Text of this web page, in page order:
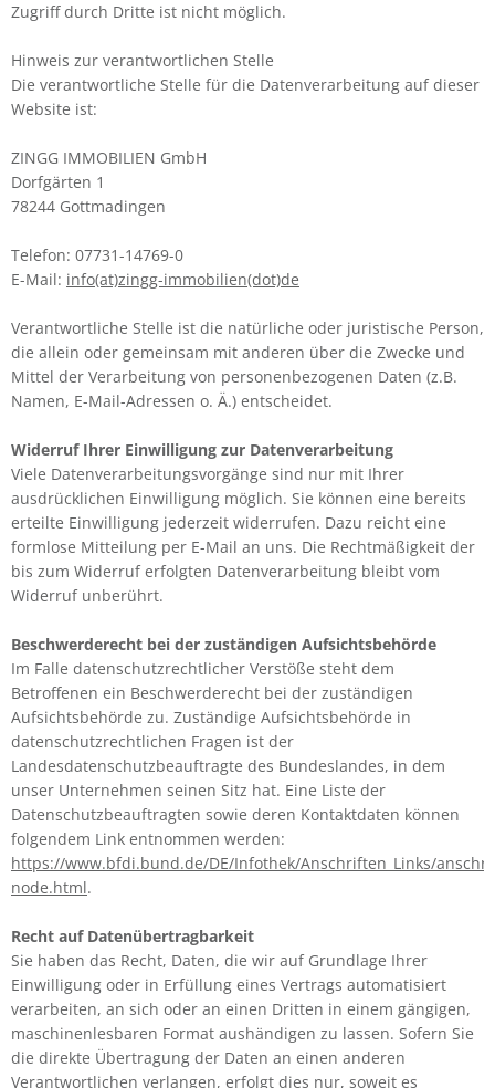
Zugriff durch Dritte ist nicht möglich.
Hinweis zur verantwortlichen Stelle
Die verantwortliche Stelle für die Datenverarbeitung auf dieser
Website ist:
ZINGG IMMOBILIEN GmbH
Dorfgärten 1
78244 Gottmadingen
Telefon: 07731-14769-0
E-Mail: info(at)zingg-immobilien(dot)de
Verantwortliche Stelle ist die natürliche oder juristische Person,
die allein oder gemeinsam mit anderen über die Zwecke und
Mittel der Verarbeitung von personenbezogenen Daten (z.B.
Namen, E-Mail-Adressen o. Ä.) entscheidet.
Widerruf Ihrer Einwilligung zur Datenverarbeitung
Viele Datenverarbeitungsvorgänge sind nur mit Ihrer
ausdrücklichen Einwilligung möglich. Sie können eine bereits
erteilte Einwilligung jederzeit widerrufen. Dazu reicht eine
formlose Mitteilung per E-Mail an uns. Die Rechtmäßigkeit der
bis zum Widerruf erfolgten Datenverarbeitung bleibt vom
Widerruf unberührt.
Beschwerderecht bei der zuständigen Aufsichtsbehörde
Im Falle datenschutzrechtlicher Verstöße steht dem
Betroffenen ein Beschwerderecht bei der zuständigen
Aufsichtsbehörde zu. Zuständige Aufsichtsbehörde in
datenschutzrechtlichen Fragen ist der
Landesdatenschutzbeauftragte des Bundeslandes, in dem
unser Unternehmen seinen Sitz hat. Eine Liste der
Datenschutzbeauftragten sowie deren Kontaktdaten können
folgendem Link entnommen werden:
https://www.bfdi.bund.de/DE/Infothek/Anschriften_Links/
node.html.
Recht auf Datenübertragbarkeit
Sie haben das Recht, Daten, die wir auf Grundlage Ihrer
Einwilligung oder in Erfüllung eines Vertrags automatisiert
verarbeiten, an sich oder an einen Dritten in einem gängigen,
maschinenlesbaren Format aushändigen zu lassen. Sofern Sie
die direkte Übertragung der Daten an einen anderen
Verantwortlichen verlangen, erfolgt dies nur, soweit es